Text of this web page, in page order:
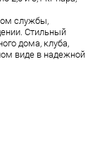
службы,
Стильный
дома, клуба,
виде в надежной